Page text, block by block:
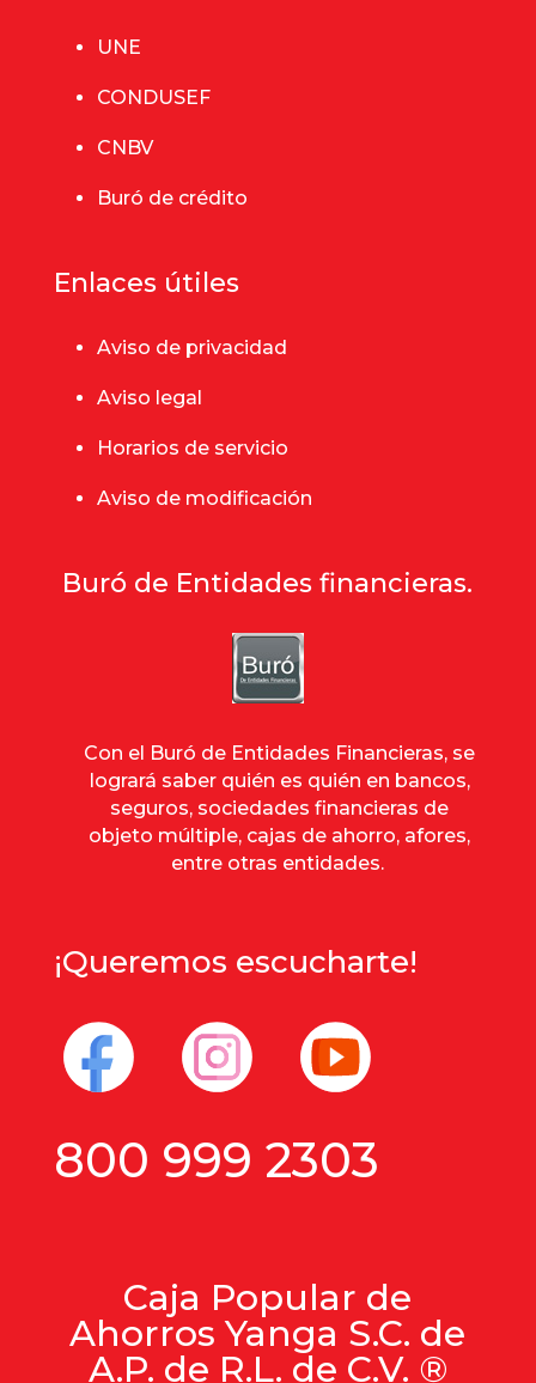
UNE
CONDUSEF
CNBV
Buró de crédito
Enlaces útiles
Aviso de privacidad
Aviso legal
Horarios de servicio
Aviso de modificación
Buró de Entidades financieras.
Con el Buró de Entidades Financieras, se
logrará saber quién es quién en bancos,
seguros, sociedades financieras de
objeto múltiple, cajas de ahorro, afores,
entre otras entidades.
¡Queremos escucharte!
800 999 2303
Caja Popular de
Ahorros Yanga S.C. de
A.P. de R.L. de C.V. ®